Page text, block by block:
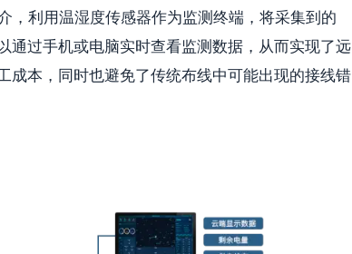
，利用温湿度传感器作为监测终端，将采集到的
通过手机或电脑实时查看监测数据，从而实现了远
成本，同时也避免了传统布线中可能出现的接线错